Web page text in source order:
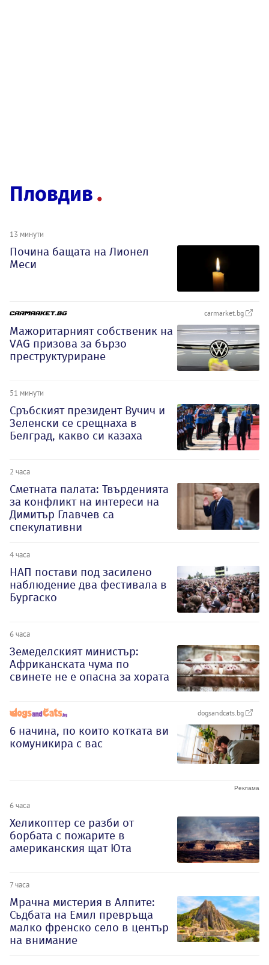
Пловдив
13 минути
Почина бащата на Лионел
Меси
carmarket.bg
Мажоритарният собственик на
VAG призова за бързо
преструктуриране
51 минути
Сръбският президент Вучич и
Зеленски се срещнаха в
Белград, какво си казаха
2 часа
Сметната палата: Твърденията
за конфликт на интереси на
Димитър Главчев са
спекулативни
4 часа
НАП постави под засилено
наблюдение два фестивала в
Бургаско
6 часа
Земеделският министър:
Африканската чума по
свинете не е опасна за хората
dogsandcats.bg
6 начина, по които котката ви
комуникира с вас
6 часа
Хеликоптер се разби от
борбата с пожарите в
американския щат Юта
7 часа
Мрачна мистерия в Алпите:
Съдбата на Емил превръща
малко френско село в център
на внимание